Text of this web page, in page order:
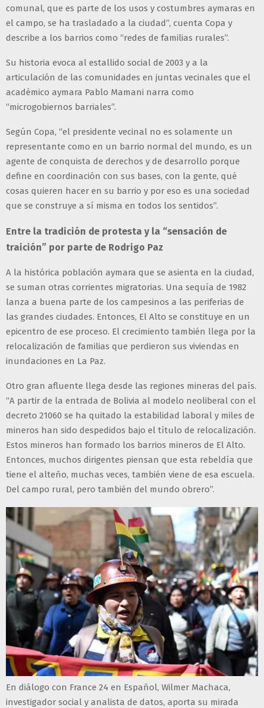
comunal, que es parte de los usos y costumbres aymaras en
el campo, se ha trasladado a la ciudad”, cuenta Copa y
describe a los barrios como “redes de familias rurales”.
Su historia evoca al estallido social de 2003 y a la
articulación de las comunidades en juntas vecinales que el
académico aymara Pablo Mamani narra como
“microgobiernos barriales”.
Según Copa, “el presidente vecinal no es solamente un
representante como en un barrio normal del mundo, es un
agente de conquista de derechos y de desarrollo porque
define en coordinación con sus bases, con la gente, qué
cosas quieren hacer en su barrio y por eso es una sociedad
que se construye a sí misma en todos los sentidos”.
Entre la tradición de protesta y la “sensación de
traición” por parte de Rodrigo Paz
A la histórica población aymara que se asienta en la ciudad,
se suman otras corrientes migratorias. Una sequía de 1982
lanza a buena parte de los campesinos a las periferias de
las grandes ciudades. Entonces, El Alto se constituye en un
epicentro de ese proceso. El crecimiento también llega por la
relocalización de familias que perdieron sus viviendas en
inundaciones en La Paz.
Otro gran afluente llega desde las regiones mineras del país.
“A partir de la entrada de Bolivia al modelo neoliberal con el
decreto 21060 se ha quitado la estabilidad laboral y miles de
mineros han sido despedidos bajo el título de relocalización.
Estos mineros han formado los barrios mineros de El Alto.
Entonces, muchos dirigentes piensan que esta rebeldía que
tiene el alteño, muchas veces, también viene de esa escuela.
Del campo rural, pero también del mundo obrero”.
En diálogo con France 24 en Español, Wilmer Machaca,
investigador social y analista de datos, aporta su mirada